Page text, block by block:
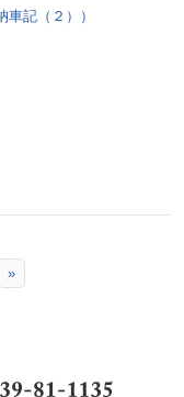
車記（２））
»